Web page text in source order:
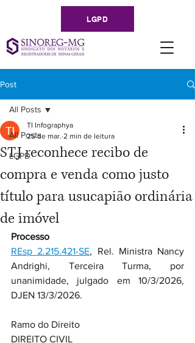
LGPD
Post
All Posts
LGPD
All Posts
STJ reconhece recibo de
compra e venda como justo
título para usucapião ordinária
de imóvel
TI Infographya
25 de mar. 2 min de leitura
Processo
REsp 2.215.421-SE, Rel. Ministra Nancy
Andrighi, Terceira Turma, por
unanimidade, julgado em 10/3/2026,
DJEN 13/3/2026.
Ramo do Direito
DIREITO CIVIL